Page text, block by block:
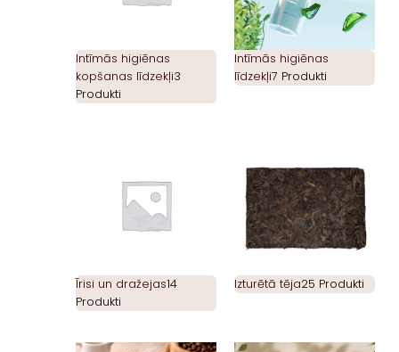
Intīmās higiēnas
kopšanas līdzekļi3
Produkti
Intīmās higiēnas
līdzekļi7 Produkti
Īrisi un dražejas14
Produkti
Izturētā tēja25 Produkti